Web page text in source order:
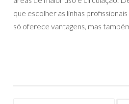
que escolher as linhas
só oferece vantagens, mas